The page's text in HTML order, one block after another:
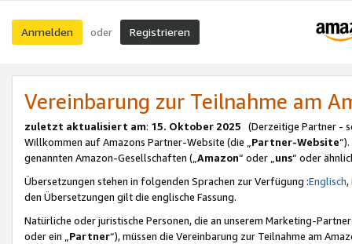
Anmelden oder Registrieren
Vereinbarung zur Teilnahme am
zuletzt aktualisiert am: 15. Oktober 2025 (Derzeitige Partner -
Willkommen auf Amazons Partner-Website (die „Partner-Website
genannten Amazon-Gesellschaften („Amazon“ oder „uns“ oder
Übersetzungen stehen in folgenden Sprachen zur Verfügung :Englisch,
den Übersetzungen gilt die englische Fassung.
Natürliche oder juristische Personen, die an unserem Marketing-
oder ein „Partner“), müssen die Vereinbarung zur Teilnahme am